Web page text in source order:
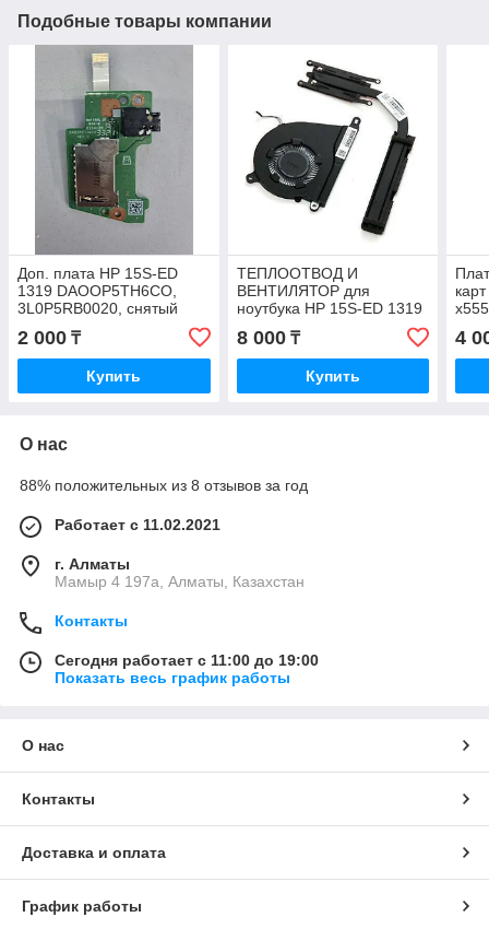
Подобные товары компании
Доп. плата HP 15S-ED
1319 DAOOP5TH6CO,
3L0P5RB0020, снятый
оригинал
2 000 ₸
Купить
ТЕПЛООТВОД И
ВЕНТИЛЯТОР для
ноутбука HP 15S-ED 1319
L68134-001 L68132-001
снятый оригинал
8 000₸
Купить
4
О нас
88% положительных из 8 отзывов за год
Работает с 11.02.2021
г. Алматы
Мамыр 4 197а, Алматы, Казахстан
Контакты
Сегодня работает с 11:00 до 19:00
Показать весь график работы
О нас
Контакты
Доставка и оплата
График работы